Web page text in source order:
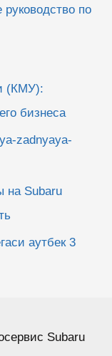
по
(КМУ):
бизнеса
zadnyaya-
на Subaru
аутбек 3
Subaru